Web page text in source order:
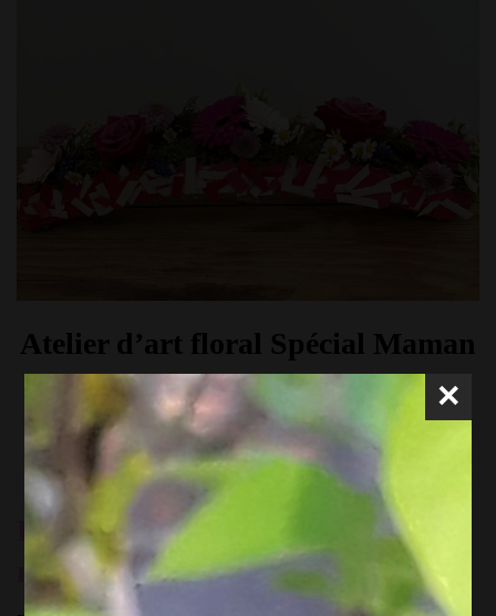
Atelier d’art floral Spécial Maman
+ Fille ou Fils pour la Fête des
Mamans samedi 10 mai
Pour la fête des Mamans, un
moment mère+ fille ou fils !
×